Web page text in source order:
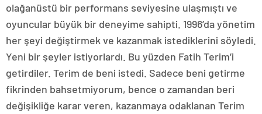
olağanüstü bir performans seviyesine ulaşmıştı ve
oyuncular büyük bir deneyime sahipti. 1996’da yönetim
her şeyi değiştirmek ve kazanmak istediklerini söyledi.
Yeni bir şeyler istiyorlardı. Bu yüzden Fatih Terim’i
getirdiler. Terim de beni istedi. Sadece beni getirme
fikrinden bahsetmiyorum, bence o zamandan beri
değişikliğe karar veren, kazanmaya odaklanan Terim